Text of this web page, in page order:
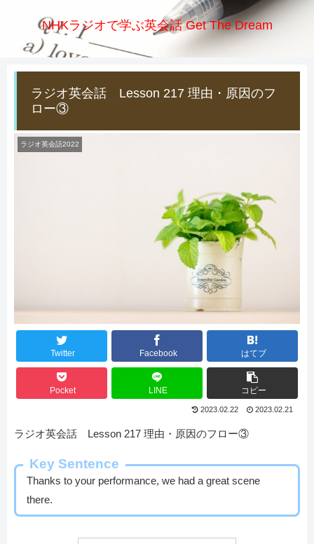
NHKラジオで学ぶ英会話 Get The Dream
ラジオ英会話 Lesson 217 理由・原因のフ
ロー③
ラジオ英会話2022
Twitter Facebook はてブ
Pocket LINE コピー
2023.02.22 2023.02.21
ラジオ英会話 Lesson 217 理由・原因のフロー③
Key Sentence
Thanks to your performance, we had a great scene
there.